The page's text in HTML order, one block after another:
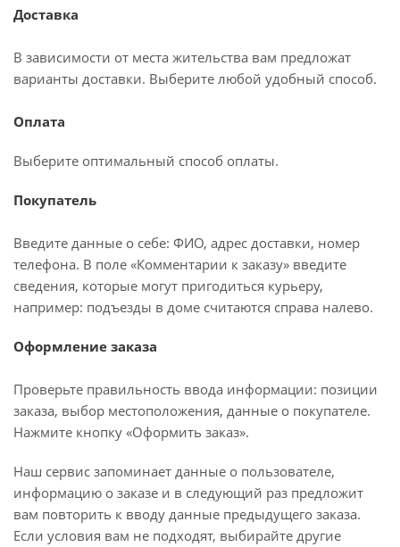
Доставка
В зависимости от места жительства вам предложат
варианты доставки. Выберите любой удобный способ.
Оплата
Выберите оптимальный способ оплаты.
Покупатель
Введите данные о себе: ФИО, адрес доставки, номер
телефона. В поле «Комментарии к заказу» введите
сведения, которые могут пригодиться курьеру,
например: подъезды в доме считаются справа налево.
Оформление заказа
Проверьте правильность ввода информации: позиции
заказа, выбор местоположения, данные о покупателе.
Нажмите кнопку «Оформить заказ».
Наш сервис запоминает данные о пользователе,
информацию о заказе и в следующий раз предложит
вам повторить к вводу данные предыдущего заказа.
Если условия вам не подходят, выбирайте другие